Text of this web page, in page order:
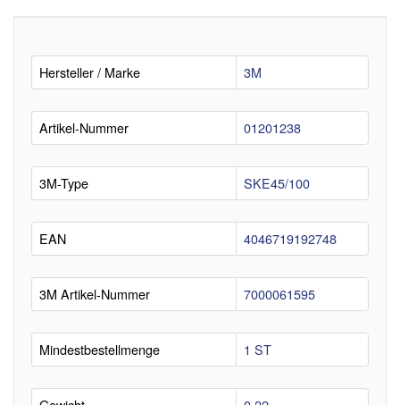
Hersteller / Marke 3M
Artikel-Nummer 01201238
3M-Type SKE45/100
EAN 4046719192748
3M Artikel-Nummer 7000061595
Mindestbestellmenge 1 ST